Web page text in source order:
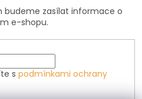
budeme zasílat informace o
e-shopu.
s podmínkami ochrany